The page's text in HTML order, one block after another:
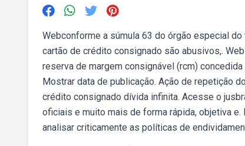
Webconforme a súmula 63 do órgão especial
cartão de crédito consignado são abusivos,.
reserva de margem consignável (rcm)
Mostrar data de publicação. Ação de repetição
crédito consignado dívida infinita. Acesse o
oficiais e muito mais de forma rápida, objetiva
analisar criticamente as políticas de